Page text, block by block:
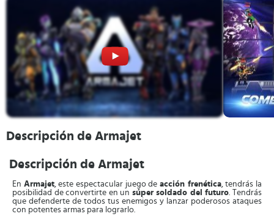
Descripción de Armajet
Descripción de Armajet
En Armajet, este espectacular juego deacción frenética, tendrás la
posibilidad de convertirte en un súper soldado del futuro. Tendrás
que defenderte de todos tus enemigos y lanzar poderosos ataques
con potentes armas para lograrlo.